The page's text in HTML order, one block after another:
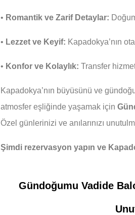
• Romantik ve Zarif Detaylar:
• Lezzet ve Keyif: Kapadokya’nın
• Konfor ve Kolaylık: Transfer
Kapadokya’nın büyüsünü ve
atmosfer eşliğinde yaşamak için
Özel günlerinizi ve anılarınızı
Şimdi rezervasyon yapın ve
Gündoğumu Vadide